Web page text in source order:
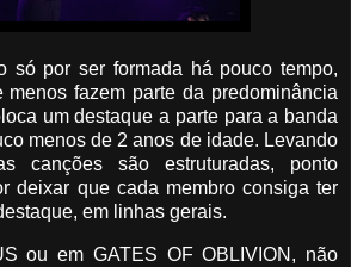
só por ser formada há pouco tempo,
fazem parte da predominância
um destaque a parte para a banda
menos de 2 anos de idade. Levando
canções são estruturadas, ponto
deixar que cada membro consiga ter
em linhas gerais.
ou em GATES OF OBLIVION, não